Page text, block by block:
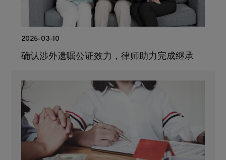
2025-03-10
确认涉外遗嘱公证效力，律师助力完成继承